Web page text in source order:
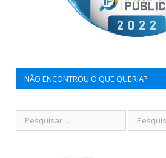
NÃO ENCONTROU O QUE QUERIA?